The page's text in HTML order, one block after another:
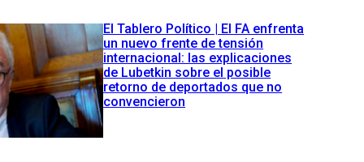
El Tablero Político | El FA enfrenta
un nuevo frente de tensión
internacional: las explicaciones
de Lubetkin sobre el posible
retorno de deportados que no
convencieron